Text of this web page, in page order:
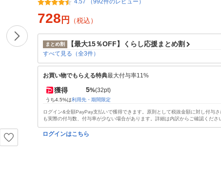
4.57 （992件のレビュー）
728 円 （税込）
まとめ割 【最大15％OFF】くらし応援まとめ割
すべて見る（全3件）
お買い物でもらえる特典最大付与率11%
獲得 5%(32pt)
うち4.5%は利用先・期間限定
ログイン&全額PayPay支払いで獲得できます。原則として税抜金額に対し付与さ
も実際の付与数、付与率が少ない場合があります。詳細は内訳からご確認くださ
ログインはこちら